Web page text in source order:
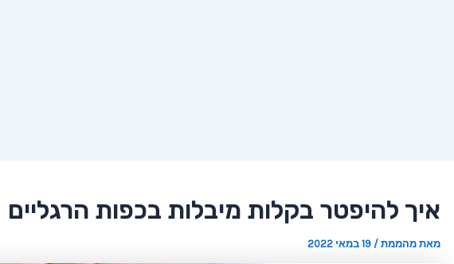
איך להיפטר בקלות מיבלות בכפות הרגליים
מאתמהממת/19 במאי 2022